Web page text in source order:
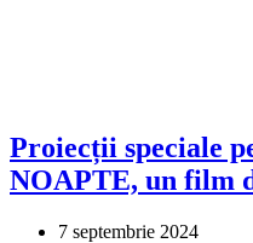
Proiecții speciale
NOAPTE, un film
7 septembrie 2024